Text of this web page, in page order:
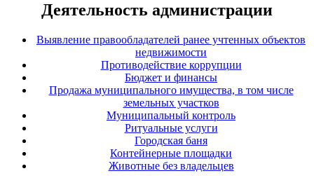
Деятельность администрации
Выявление правообладателей ранее учтенных объектов
недвижимости
Противодействие коррупции
Бюджет и финансы
Продажа муниципального имущества, в том числе
земельных участков
Муниципальный контроль
Ритуальные услуги
Городская баня
Контейнерные площадки
Животные без владельцев